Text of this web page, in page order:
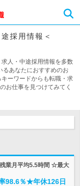
採用情報＜
人・中途採用情報を多数
るあなたにおすすめのお
ーワードからも転職・求
お仕事を見つけてみてく
業月平均5.5時間 ☆最大
98.6％★年休126日